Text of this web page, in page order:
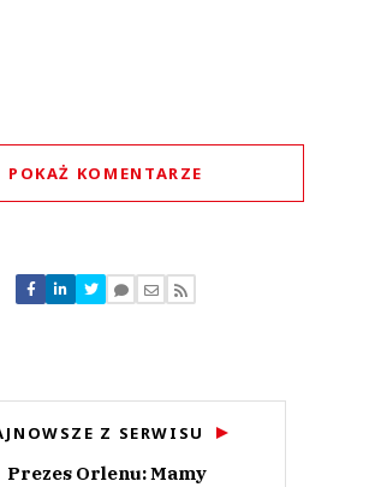
POKAŻ KOMENTARZE
Nie znaleziono komentarzy
swoje komentarze
Z SERWISU
Prezes Orlenu: Mamy